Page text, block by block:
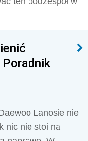
Lanosie nie
nic nie stoi na